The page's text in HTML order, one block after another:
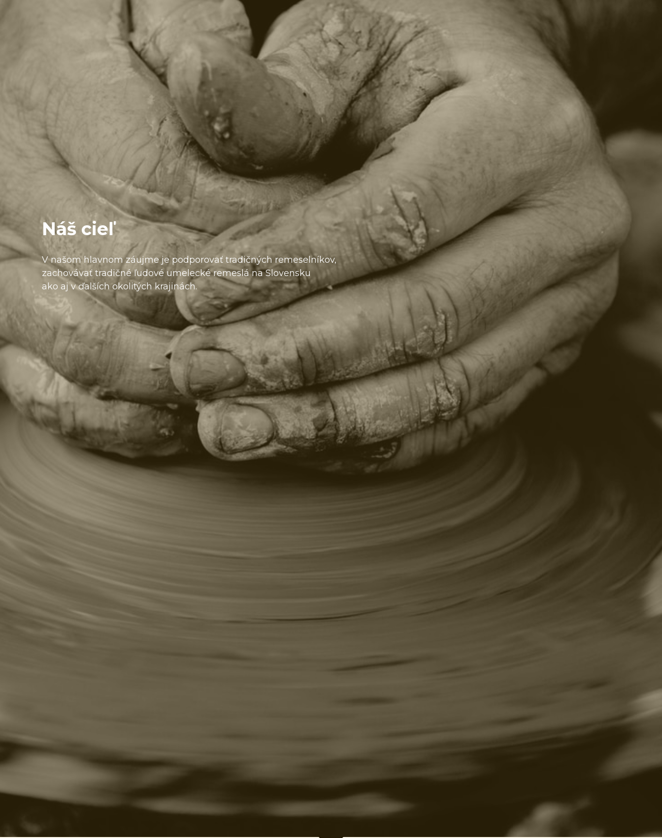
Náš cieľ
V našom hlavnom záujme je podporovať tradičných remeselníkov,
zachovávať tradičné ľudové umelecké remeslá na Slovensku
ako aj v ďalších okolitých krajinách.